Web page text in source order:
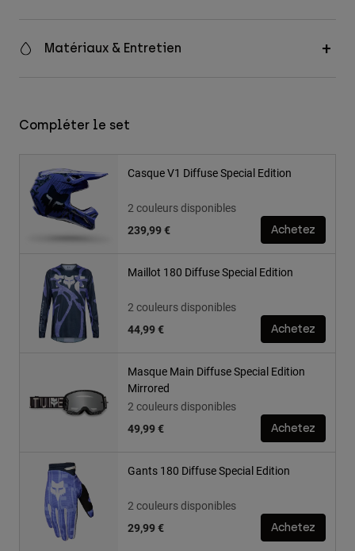
Matériaux & Entretien
Compléter le set
Casque V1 Diffuse Special Edition
2 couleurs disponibles
239,99 €
Achetez
Maillot 180 Diffuse Special Edition
2 couleurs disponibles
44,99 €
Achetez
Masque Main Diffuse Special Edition
Mirrored
2 couleurs disponibles
49,99 €
Achetez
Gants 180 Diffuse Special Edition
2 couleurs disponibles
29,99 €
Achetez